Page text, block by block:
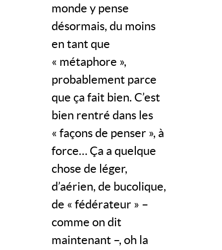
monde y pense
désormais, du moins
en tant que
« métaphore »,
probablement parce
que ça fait bien. C’est
bien rentré dans les
« façons de penser », à
force… Ça a quelque
chose de léger,
d’aérien, de bucolique,
de « fédérateur » –
comme on dit
maintenant –, oh la